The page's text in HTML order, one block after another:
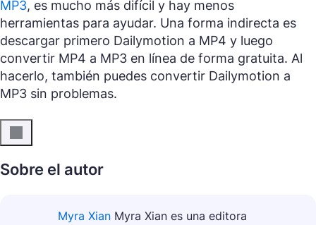
MP3, es mucho más difícil y hay menos
herramientas para ayudar. Una forma indirecta es
descargar primero Dailymotion a MP4 y luego
convertir MP4 a MP3 en línea de forma gratuita. Al
hacerlo, también puedes convertir Dailymotion a
MP3 sin problemas.
Sobre el autor
Myra Xian Myra Xian es una editora